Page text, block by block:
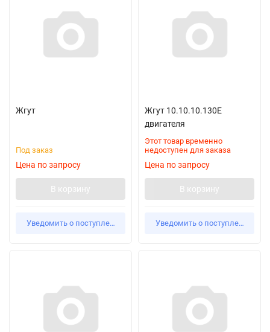
Жгут
Под заказ
Цена по запросу
В корзину
Уведомить о поступлении
Жгут 10.10.10.130Е
двигателя
Этот товар временно
недоступен для заказа
Цена по запросу
В корзину
Уведомить о поступлении